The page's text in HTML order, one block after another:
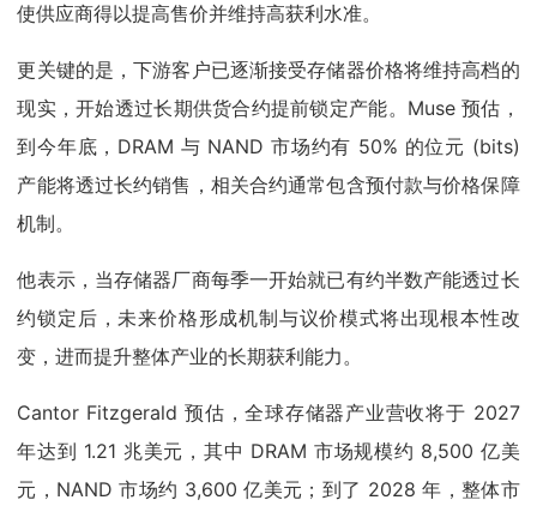
使供应商得以提高售价并维持高获利水准。
更关键的是，下游客户已逐渐接受存储器价格将维持高档的
现实，开始透过长期供货合约提前锁定产能。Muse 预估，
到今年底，DRAM 与 NAND 市场约有 50% 的位元 (bits)
产能将透过长约销售，相关合约通常包含预付款与价格保障
机制。
他表示，当存储器厂商每季一开始就已有约半数产能透过长
约锁定后，未来价格形成机制与议价模式将出现根本性改
变，进而提升整体产业的长期获利能力。
Cantor Fitzgerald 预估，全球存储器产业营收将于 2027
年达到 1.21 兆美元，其中 DRAM 市场规模约 8,500 亿美
元，NAND 市场约 3,600 亿美元；到了 2028 年，整体市